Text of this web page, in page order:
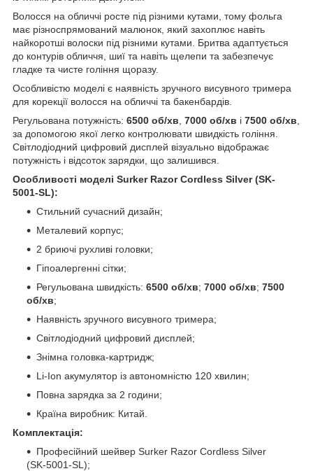
Волосся на обличчі росте під різними кутами, тому фольга
має різноспрямований малюнок, який захоплює навіть
найкоротші волоски під різними кутами. Бритва адаптується
до контурів обличчя, шиї та навіть щелепи та забезпечує
гладке та чисте гоління щоразу.
Особливістю моделі є наявність зручного висувного тримера
для корекції волосся на обличчі та бакенбардів.
Регульована потужність: 6500 об/хв 7000 об/хв і 7500 об/хв
за допомогою якої легко контролювати швидкість гоління.
Світлодіодний цифровий дисплей візуально відображає
потужність і відсоток зарядки, що залишився.
Особливості моделі Surker Razor Cordless Silver (SK-
5001-SL):
Стильний сучасний дизайн;
Металевий корпус;
2 бриючі рухливі головки;
Гіпоалергенні сітки;
Регульована швидкість: 6500 об/хв; 7000 об/хв; 7500
об/хв;
Наявність зручного висувного тримера;
Світлодіодний цифровий дисплей;
Знімна головка-картридж;
Li-Ion акумулятор із автономністю 120 хвилин;
Повна зарядка за 2 години;
Країна виробник: Китай.
Комплектація:
Професійний шейвер Surker Razor Cordless Silver
(SK-5001-SL);